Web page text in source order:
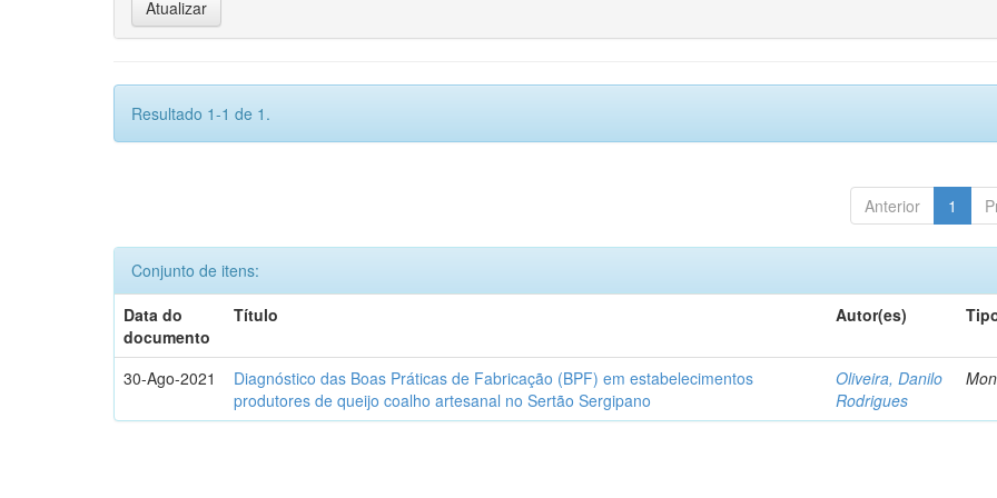
Resultado 1-1 de 1.
Anterior 1
Conjunto de itens:
Data do
documento
Título Autor(es)
30-Ago-2021
Diagnóstico das Boas Práticas de Fabricação (BPF) em estabelecimentos
produtores de queijo coalho artesanal no Sertão Sergipano
Oliveira, Danilo
Rodrigues